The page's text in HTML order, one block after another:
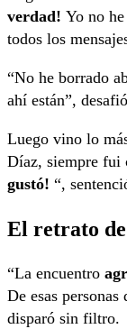
verdad! Yo no
todos los
“No he borrado
ahí están”,
Luego vino lo
Díaz, siempre fui
gustó! “,
El retrato
“La encuentro
De esas
disparó sin filtro.